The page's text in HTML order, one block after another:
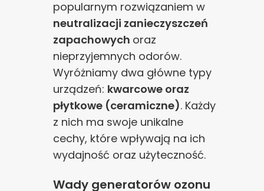
popularnym rozwiązaniem w
neutralizacji zanieczyszczeń
zapachowych oraz
nieprzyjemnych odorów.
Wyróżniamy dwa główne typy
urządzeń: kwarcowe oraz
płytkowe (ceramiczne). Każdy
z nich ma swoje unikalne
cechy, które wpływają na ich
wydajność oraz użyteczność.
Wady generatorów ozonu